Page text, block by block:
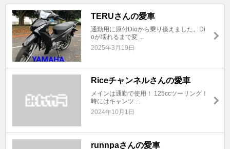
TERUさんの愛車
通勤用に原付Dioから乗り換えました。Di
oが壊れるまで変 ...
2025年3月19日
Riceチャンネルさんの愛車
メインは通勤で使用！ 125ccツーリング！
時にはキャンツ ...
2024年10月1日
runnpaさんの愛車